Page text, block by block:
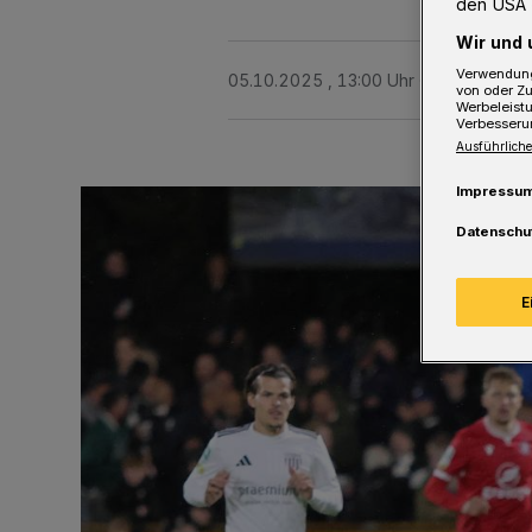
05.10.2025 , 13:00 Uhr 3 Minuten
den USA
Wir und
von oder